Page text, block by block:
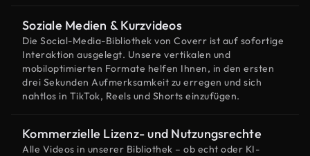
Soziale Medien & Kurzvideos
Die Social-Media-Bibliothek von Coverr ist auf sofortige
Interaktion ausgelegt. Unsere vertikalen und
mobiloptimierten Formate helfen Ihnen, in den ersten
drei Sekunden Aufmerksamkeit zu erregen und sich
nahtlos in TikTok, Reels und Shorts einzufügen.
Kommerzielle Lizenz- und Nutzungsrechte
Alle Videos in unserer Bibliothek – ob echt oder KI-